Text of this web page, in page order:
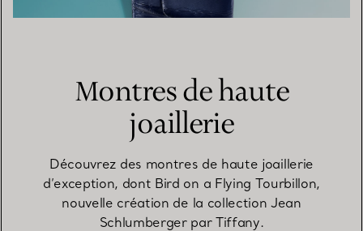
Montres de haute
joaillerie
Découvrez des montres de haute joaillerie
d’exception, dont Bird on a Flying Tourbillon,
nouvelle création de la collection Jean
Schlumberger par Tiffany.